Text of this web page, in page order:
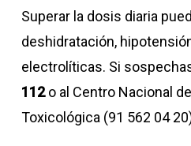
Superar la dosis diaria
deshidratación,
electrolíticas. Si
112o al Centro Nacional
Toxicológica (91 562 04